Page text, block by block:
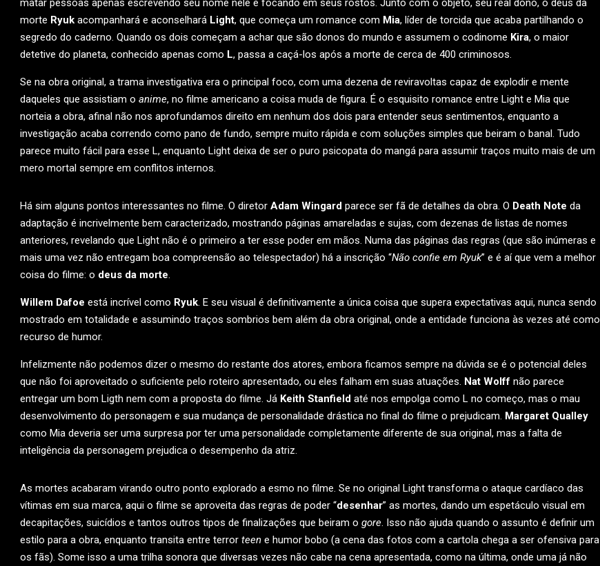
matar pessoas apenas escrevendo seu nome nele e focando em seus rostos. Junto com o objeto, seu real dono, o deus da
morte Ryuk acompanhará e aconselhará Light, que começa um romance com Mia, líder de torcida que acaba partilhando o
segredo do caderno. Quando os dois começam a achar que são donos do mundo e assumem o codinome Kira, o maior
detetive do planeta, conhecido apenas como L, passa a caçá-los após a morte de cerca de 400 criminosos.
Se na obra original, a trama investigativa era o principal foco, com uma dezena de reviravoltas capaz de explodir e mente
daqueles que assistiam o anime, no filme americano a coisa muda de figura. É o esquisito romance entre Light e Mia que
norteia a obra, afinal não nos aprofundamos direito em nenhum dos dois para entender seus sentimentos, enquanto a
investigação acaba correndo como pano de fundo, sempre muito rápida e com soluções simples que beiram o banal. Tudo
parece muito fácil para esse L, enquanto Light deixa de ser o puro psicopata do mangá para assumir traços muito mais de um
mero mortal sempre em conflitos internos.
Há sim alguns pontos interessantes no filme. O diretor Adam Wingard parece ser fã de detalhes da obra. O Death Note da
adaptação é incrivelmente bem caracterizado, mostrando páginas amareladas e sujas, com dezenas de listas de nomes
anteriores, revelando que Light não é o primeiro a ter esse poder em mãos. Numa das páginas das regras (que são inúmeras e
mais uma vez não entregam boa compreensão ao telespectador) há a inscrição “Não confie em Ryuk” e é aí que vem a melhor
coisa do filme: o deus da morte.
Willem Dafoe está incrível como Ryuk. E seu visual é definitivamente a única coisa que supera expectativas aqui, nunca sendo
mostrado em totalidade e assumindo traços sombrios bem além da obra original, onde a entidade funciona às vezes até como
recurso de humor.
Infelizmente não podemos dizer o mesmo do restante dos atores, embora ficamos sempre na dúvida se é o potencial deles
que não foi aproveitado o suficiente pelo roteiro apresentado, ou eles falham em suas atuações. Nat Wolff não parece
entregar um bom Ligth nem com a proposta do filme. Já Keith Stanfield até nos empolga como L no começo, mas o mau
desenvolvimento do personagem e sua mudança de personalidade drástica no final do filme o prejudicam. Margaret Qualley
como Mia deveria ser uma surpresa por ter uma personalidade completamente diferente de sua original, mas a falta de
inteligência da personagem prejudica o desempenho da atriz.
As mortes acabaram virando outro ponto explorado a esmo no filme. Se no original Light transforma o ataque cardíaco das
vítimas em sua marca, aqui o filme se aproveita das regras de poder “desenhar” as mortes, dando um espetáculo visual em
decapitações, suicídios e tantos outros tipos de finalizações que beiram o gore. Isso não ajuda quando o assunto é definir um
estilo para a obra, enquanto transita entre terror teen e humor bobo (a cena das fotos com a cartola chega a ser ofensiva para
os fãs). Some isso a uma trilha sonora que diversas vezes não cabe na cena apresentada, como na última, onde uma já não